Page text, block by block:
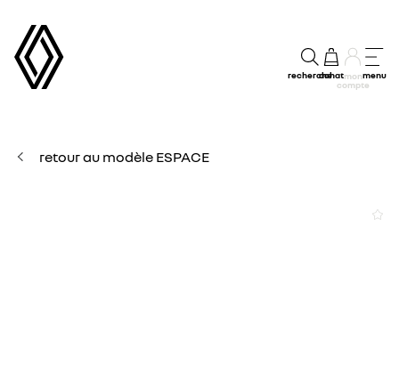
rechercheachatmon
compte
menu
retour au modèle ESPACE